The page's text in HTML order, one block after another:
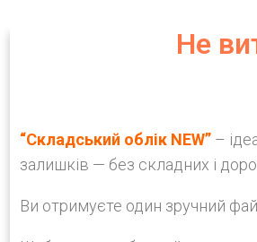
Не
“Складський облік NEW” –
залишків — без складних і
Ви отримуєте один зручний